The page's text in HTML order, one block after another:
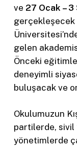
ve 27 Ocak –
gerçekleşecek
gelen
Önceki
deneyimli
buluşacak ve
Okulumuzun
partilerde,
yönetimlerde